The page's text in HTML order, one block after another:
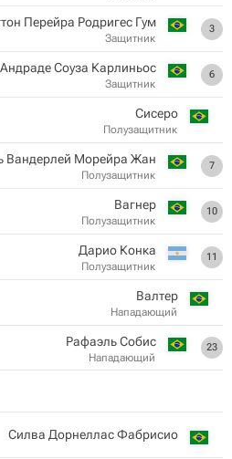
3
Перейра Родригес Гум
Защитник
6
Андраде Соуза Карлиньос
Защитник
Сисеро
Полузащитник
7
Вандерлей Морейра Жан
Полузащитник
10
Вагнер
Полузащитник
11
Дарио Конка
Полузащитник
Валтер
Нападающий
23
Рафаэль Собис
Нападающий
Силва Дорнеллас Фабрисио